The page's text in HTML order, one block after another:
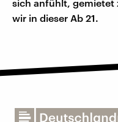
sich anfühlt, gemietet
wir in dieser Ab 21.